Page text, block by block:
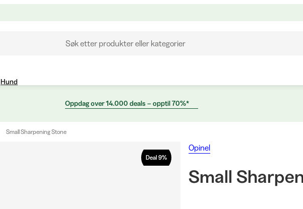
Søk etter produkter eller kategorier
Hund
Oppdag over 14.000 deals – opptil 70%*
Small Sharpening Stone
Deal 9%
Opinel
Small